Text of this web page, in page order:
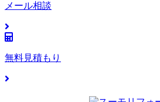
メール相談
無料見積もり